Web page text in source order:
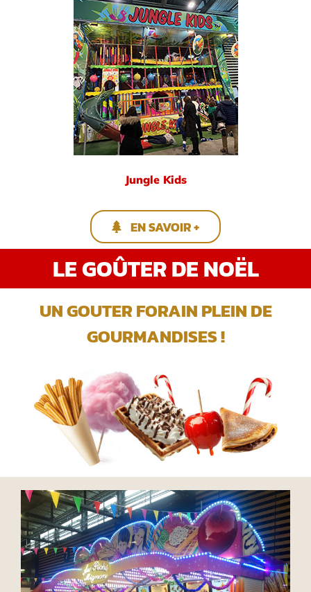
Jungle Kids
EN SAVOIR +
LE GOÛTER DE NOËL
UN GOUTER FORAIN PLEIN DE
GOURMANDISES !